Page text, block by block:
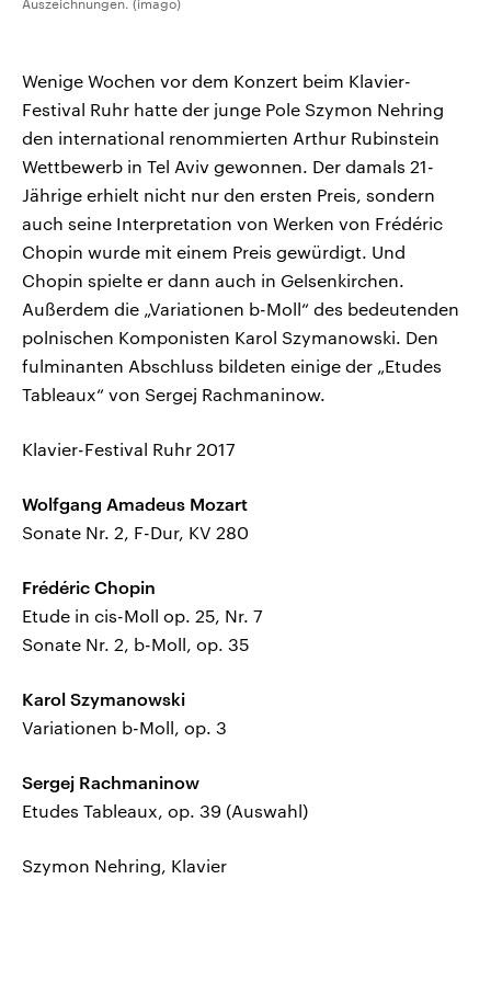
Auszeichnungen. (imago)
Wenige Wochen vor dem Konzert beim Klavier-
Festival Ruhr hatte der junge Pole Szymon Nehring
den international renommierten Arthur Rubinstein
Wettbewerb in Tel Aviv gewonnen. Der damals 21-
Jährige erhielt nicht nur den ersten Preis, sondern
auch seine Interpretation von Werken von Frédéric
Chopin wurde mit einem Preis gewürdigt. Und
Chopin spielte er dann auch in Gelsenkirchen.
Außerdem die „Variationen b-Moll“ des bedeutenden
polnischen Komponisten Karol Szymanowski. Den
fulminanten Abschluss bildeten einige der „Etudes
Tableaux“ von Sergej Rachmaninow.
Klavier-Festival Ruhr 2017
Wolfgang Amadeus Mozart
Sonate Nr. 2, F-Dur, KV 280
Frédéric Chopin
Etude in cis-Moll op. 25, Nr. 7
Sonate Nr. 2, b-Moll, op. 35
Karol Szymanowski
Variationen b-Moll, op. 3
Sergej Rachmaninow
Etudes Tableaux, op. 39 (Auswahl)
Szymon Nehring, Klavier